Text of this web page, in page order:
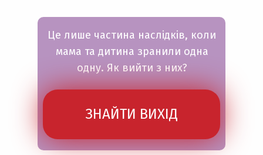
Це лише частина наслідків, коли
мама та дитина зранили одна
одну. Як вийти з них?
ЗНАЙТИ ВИХІД